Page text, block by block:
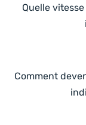
Quelle
Comment